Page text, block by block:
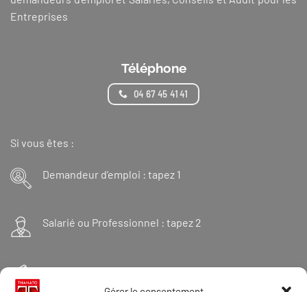
Entreprises
Téléphone
04 67 45 41 41
Si vous êtes :
Demandeur d’emploi : tapez 1
Salarié ou Professionnel : tapez 2
Financeur : tapez 3